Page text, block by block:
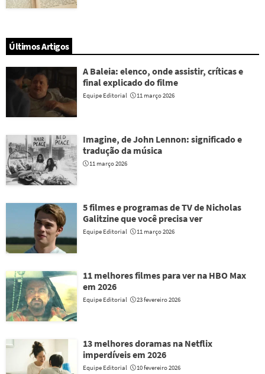
Últimos Artigos
A Baleia: elenco, onde assistir, críticas e
final explicado do filme
Equipe Editorial 11 março 2026
Imagine, de John Lennon: significado e
tradução da música
11 março 2026
5 filmes e programas de TV de Nicholas
Galitzine que você precisa ver
Equipe Editorial 11 março 2026
11 melhores filmes para ver na HBO Max
em 2026
Equipe Editorial 23 fevereiro 2026
13 melhores doramas na Netflix
imperdíveis em 2026
Equipe Editorial 10 fevereiro 2026